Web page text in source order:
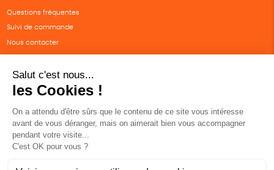
Questions fréquentes
Suivi de commande
Nous contacter
SUIVEZ-NOUS